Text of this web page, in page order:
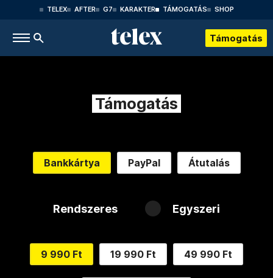
TELEX AFTER G7 KARAKTER TÁMOGATÁS SHOP
Támogatás
Támogatás
Bankkártya PayPal Átutalás
Rendszeres Egyszeri
9 990 Ft 19 990 Ft 49 990 Ft